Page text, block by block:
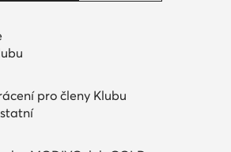
pro členy Klubu